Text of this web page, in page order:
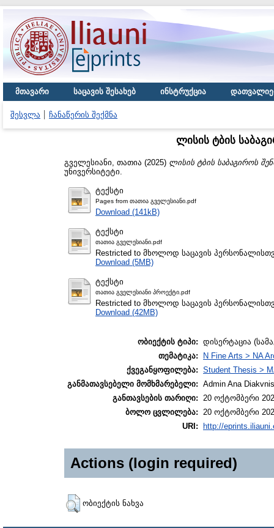
მთავარი საცავის შესახებ ინსტრუქცია
შესვლა ჩანაწერის შექმნა
ლისის ტბის
გველესიანი, თათია (2025) ლისის ტბის საბაგიროს
უნივერსიტეტი.
ტექსტი
Pages from თათია გველესიანი.pdf
Download (141kB)
ტექსტი
თათია გველესიანი.pdf
Restricted to მხოლოდ საცავის
Download (5MB)
ტექსტი
თათია გველესიანი პროექტი.pdf
Restricted to მხოლოდ საცავის
Download (42MB)
ობიექტის ტიპი: დისერტაცია
თემატიკა:
N Fine Arts > NA
ქვეგანყოფილება: Student Thesis >
განმათავსებელი მომხმარებელი: Admin Ana
განთავსების თარიღი: 20 ოქტომბერი
ბოლო ცვლილება: 20 ოქტომბერი
URI:
http://
Actions (login required)
ობიექტის ნახვა